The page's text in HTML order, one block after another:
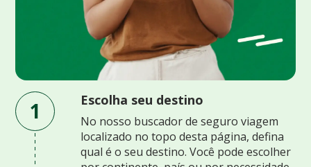
1 Escolha seu destino
No nosso buscador de seguro viagem
localizado no topo desta página, defina
qual é o seu destino. Você pode escolher